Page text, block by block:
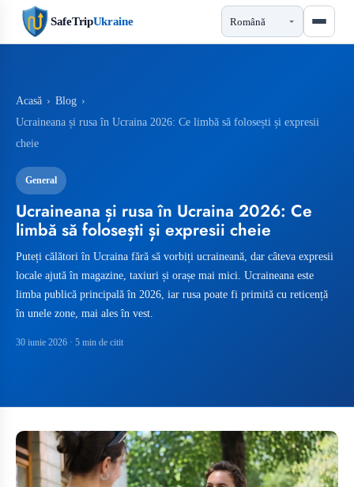
SafeTripUkraine
Acasă › Blog ›
Ucraineana și rusa în Ucraina 2026: Ce limbă să folosești și expresii
cheie
General
Ucraineana și rusa în Ucraina 2026: Ce
limbă să folosești și expresii cheie
Puteți călători în Ucraina fără să vorbiți ucraineană, dar câteva expresii
locale ajută în magazine, taxiuri și orașe mai mici. Ucraineana este
limba publică principală în 2026, iar rusa poate fi primită cu reticență
în unele zone, mai ales în vest.
30 iunie 2026 · 5 min de citit